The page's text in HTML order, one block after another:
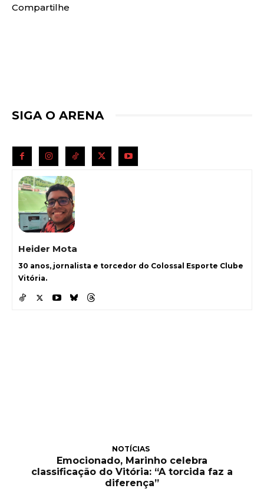
Compartilhe
SIGA O ARENA
Heider Mota
30 anos, jornalista e torcedor do Colossal Esporte Clube
Vitória.
NOTÍCIAS
Emocionado, Marinho celebra
classificação do Vitória: “A torcida faz a
diferença”